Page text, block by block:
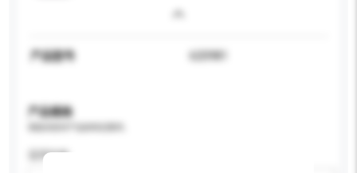
产品型号 620981
产品规格
适用年龄